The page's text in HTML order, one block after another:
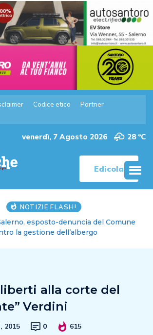
Codice etico
Partner
venerdì, 7 Agosto 2026 28 °C
Edicola
NOTIZIE FLASH!
esposto-denuncia del Comune
la gestione dell’albergo
alla corte del
Verdini
2015 0 615